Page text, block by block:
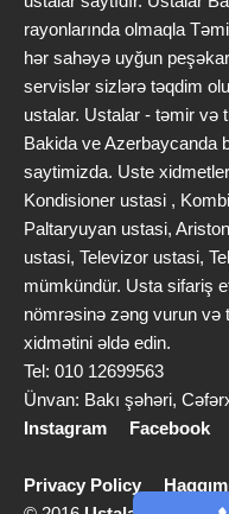
rayonlarında olmaqla
hər sahəyə uyğun
servislər sizlərə təqdim
ustalar. Ustalar - təmir və
Bakida ve Azerbaycanda
saytimizda. Uste
Kondisioner ustasi ,
Paltaryuyan ustasi,
ustasi, Televizor ustasi,
mümkündür. Usta sifariş
nömrəsinə zəng vurun
xidmətini əldə edin.
Tel: 010 12699563
Ünvan: Bakı şəhəri,
Instagram
Facebook
Privacy Policy